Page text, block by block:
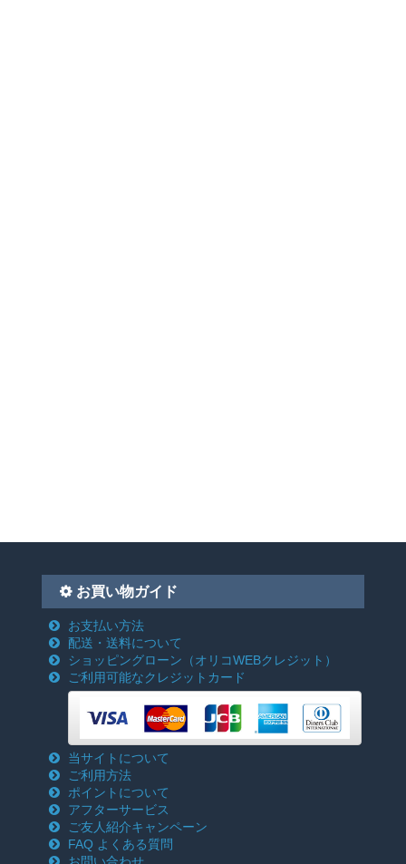
お買い物ガイド
お支払い方法
配送・送料について
ショッピングローン （オリコWEBクレジット）
ご利用可能なクレジットカード
当サイトについて
ご利用方法
ポイントについて
アフターサービス
ご友人紹介キャンペーン
FAQ よくある質問